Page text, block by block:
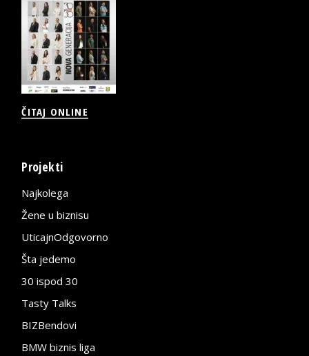
ČITAJ ONLINE
Projekti
Najkolega
Žene u biznisu
UticajnOdgovorno
Šta jedemo
30 ispod 30
Tasty Talks
BIZBendovi
BMW biznis liga